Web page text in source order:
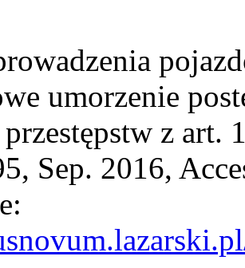
umorzenie
z art.
Sep. 2016,